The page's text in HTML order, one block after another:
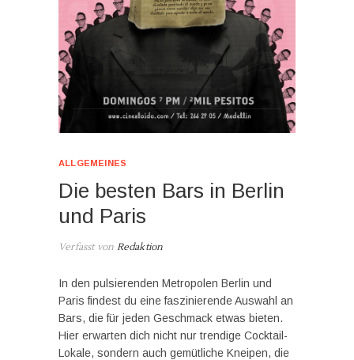
ALLGEMEINES
Die besten Bars in Berlin
und Paris
Verfasst von Redaktion
In den pulsierenden Metropolen Berlin und
Paris findest du eine faszinierende Auswahl an
Bars, die für jeden Geschmack etwas bieten.
Hier erwarten dich nicht nur trendige Cocktail-
Lokale, sondern auch gemütliche Kneipen, die